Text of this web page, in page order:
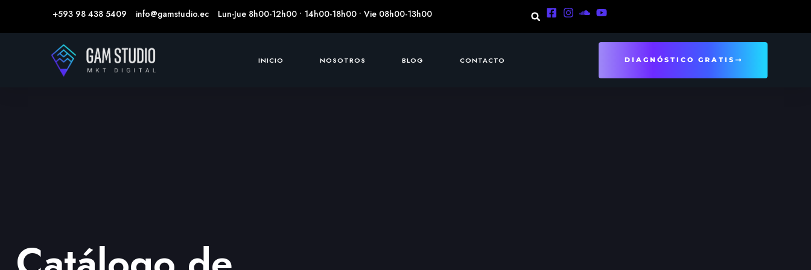
+593 98 438 5409 info@gamstudio.ec Lun-Jue 8h00-12h00 • 14h00-18h00 • Vie 08h00-13h00
INICIO NOSOTROS BLOG CONTACTO DIAGNÓSTICO GRATIS